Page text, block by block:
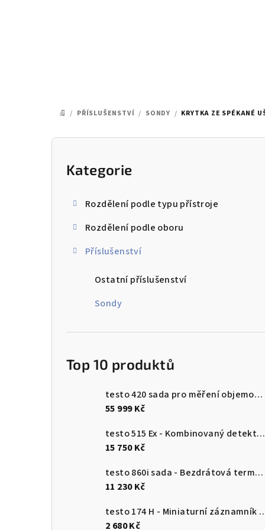
DOMŮ
/ PŘÍSLUŠENSTVÍ / SONDY / KRYTKA ZE SPÉKANÉ
P
Přeskočit
kategorie
Kategorie
Rozdělení podle typu přístroje
Rozdělení podle oboru
Příslušenství
Ostatní příslušenství
Sondy
Top 10 produktů
testo 420 sada pro měření objemového průtoku
55 999 Kč
testo 515 Ex - Kombinovaný detektor úniku
15 750 Kč
testo 860i sada - Bezdrátová termokamera pro chytré telefony
11 230 Kč
testo 174 H - Miniaturní záznamník pro
2 680 Kč